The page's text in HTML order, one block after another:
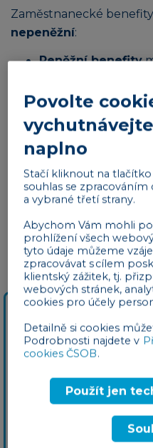
Zaměstnanecké
nepeněžní:
Peněžní benefity
finanční bonusy,
Různé typy
daňové režimy (viz
Mezinepeněžní
firemní školka,
vstupy na kulturní
vzdělávací kurzy
pro účely zdanění
zdravotní; výjimkou
příspěvky na
daňový režim.
Příklad
zaměstnavatel pro
cestovní kanceláře,
jelikož zaměstnanec
možnost čerpat
Povolte
naplno
Stačí kliknout na tlačítko
souhlas se zpracováním
a vybrané třetí strany.
Abychom Vám mohli
prohlížení všech
tyto údaje můžeme
zpracovávat s cílem
klientský zážitek, tj.
webových stránek,
cookies pro účely
Detailně si cookies
Podrobnosti najdete v
cookies ČSOB.
Použít jen